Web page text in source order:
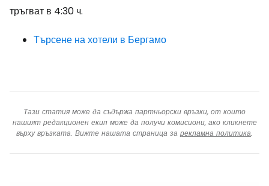
тръгват в 4:30 ч.
Търсене на хотели в Бергамо
Тази статия може да съдържа партньорски връзки, от които
нашият редакционен екип може да получи комисиони, ако кликнете
върху връзката. Вижте нашата страница за рекламна политика.